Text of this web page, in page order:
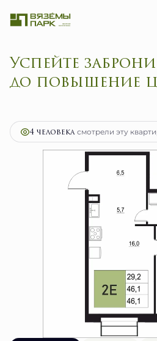
Успейте
до пов
2-комнатная46.1 м2
4 человекaсмотрели эту